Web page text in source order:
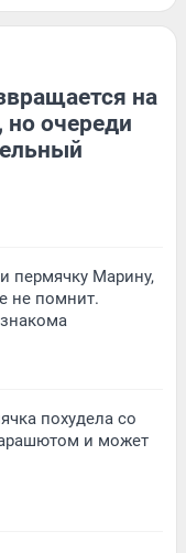
на
но очереди
пермячку Марину,
не помнит.
похудела со
и может